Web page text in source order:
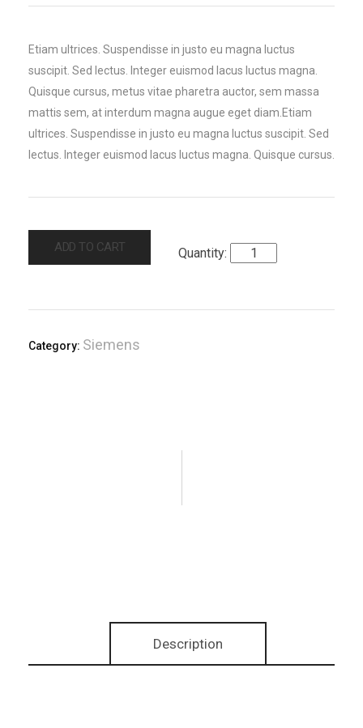
Etiam ultrices. Suspendisse in justo eu magna luctus
suscipit. Sed lectus. Integer euismod lacus luctus magna.
Quisque cursus, metus vitae pharetra auctor, sem massa
mattis sem, at interdum magna augue eget diam.Etiam
ultrices. Suspendisse in justo eu magna luctus suscipit. Sed
lectus. Integer euismod lacus luctus magna. Quisque cursus.
ADD TO CART
Category: Siemens
Description